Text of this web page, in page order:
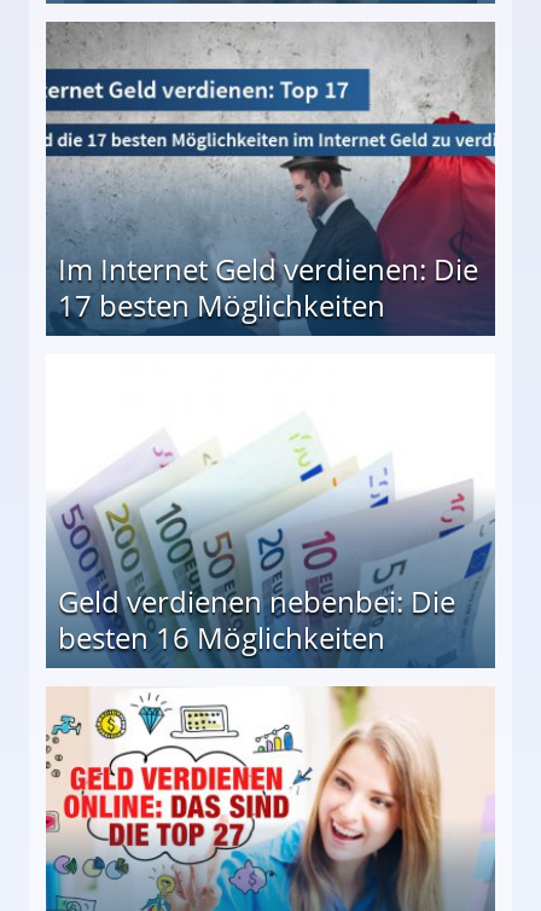
besten Möglichkeiten
Im Internet Geld verdienen: Die
17 besten Möglichkeiten
Geld verdienen nebenbei: Die
besten 16 Möglichkeiten